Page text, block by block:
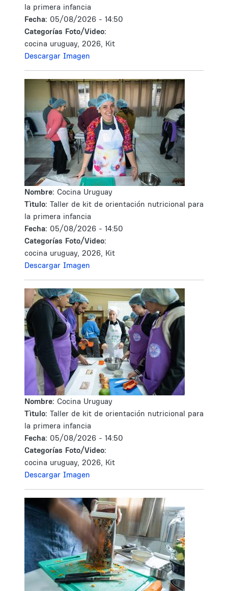
la primera infancia
Fecha: 05/08/2026 - 14:50
Categorías Foto/Video:
cocina uruguay, 2026, Kit
Descargar Imagen
Nombre: Cocina Uruguay
Tìtulo: Taller de kit de orientación nutricional para
la primera infancia
Fecha: 05/08/2026 - 14:50
Categorías Foto/Video:
cocina uruguay, 2026, Kit
Descargar Imagen
Nombre: Cocina Uruguay
Tìtulo: Taller de kit de orientación nutricional para
la primera infancia
Fecha: 05/08/2026 - 14:50
Categorías Foto/Video:
cocina uruguay, 2026, Kit
Descargar Imagen